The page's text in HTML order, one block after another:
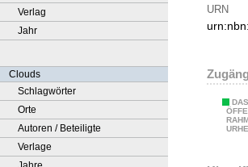
Verlag
Jahr
Clouds
Schlagwörter
Orte
Autoren / Beteiligte
Verlage
URN